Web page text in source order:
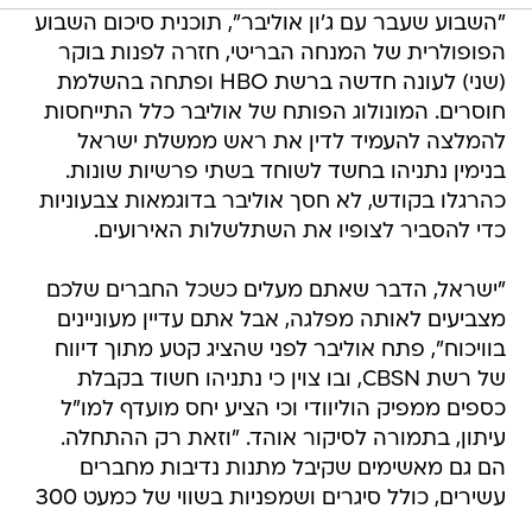
"השבוע שעבר עם ג'ון אוליבר", תוכנית סיכום השבוע
הפופולרית של המנחה הבריטי, חזרה לפנות בוקר
(שני) לעונה חדשה ברשת HBO ופתחה בהשלמת
חוסרים. המונולוג הפותח של אוליבר כלל התייחסות
להמלצה להעמיד לדין את ראש ממשלת ישראל
בנימין נתניהו בחשד לשוחד בשתי פרשיות שונות.
כהרגלו בקודש, לא חסך אוליבר בדוגמאות צבעוניות
כדי להסביר לצופיו את השתלשלות האירועים.
"ישראל, הדבר שאתם מעלים כשכל החברים שלכם
מצביעים לאותה מפלגה, אבל אתם עדיין מעוניינים
בוויכוח", פתח אוליבר לפני שהציג קטע מתוך דיווח
של רשת CBSN, ובו צוין כי נתניהו חשוד בקבלת
כספים ממפיק הוליוודי וכי הציע יחס מועדף למו"ל
עיתון, בתמורה לסיקור אוהד. "וזאת רק ההתחלה.
הם גם מאשימים שקיבל מתנות נדיבות מחברים
עשירים, כולל סיגרים ושמפניות בשווי של כמעט 300